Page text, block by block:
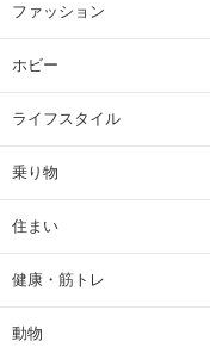
ファッション
ホビー
ライフスタイル
乗り物
住まい
健康・筋トレ
動物